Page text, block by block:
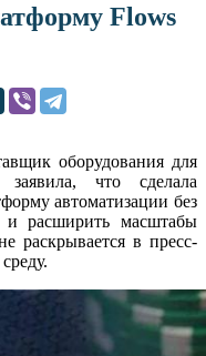
Flows
оборудования для
что сделала
автоматизации без
и расширить масштабы
раскрывается в пресс-